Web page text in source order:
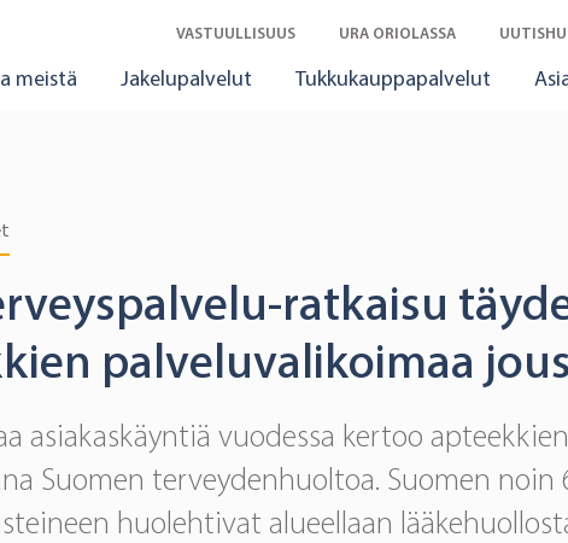
VASTUULLISUUS URA ORIOLASSA
meistä Jakelupalvelut Tukkukauppapalvelut
ratkaisu
palveluvalikoimaa
asiakaskäyntiä vuodessa kertoo
Suomen terveydenhuoltoa. Suomen noin
huolehtivat alueellaan